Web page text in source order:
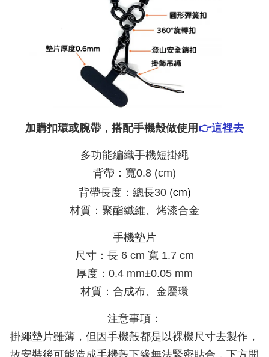
加購扣環或腕帶，搭配手機殼做使用 👉這裡去
多功能編織手機短掛繩
背帶：寬0.8 (cm)
背帶長度：總長30(cm)
材質：聚酯纖維、烤漆合金
手機墊片
尺寸：長 6 cm 寬 1.7 cm
厚度：0.4 mm±0.05 mm
材質：合成布、金屬環
注意事項：
掛繩墊片雖薄，但因手機殼都是以裸機尺寸去製作，
故安裝後可能造成手機殼下緣無法緊密貼合，下方開